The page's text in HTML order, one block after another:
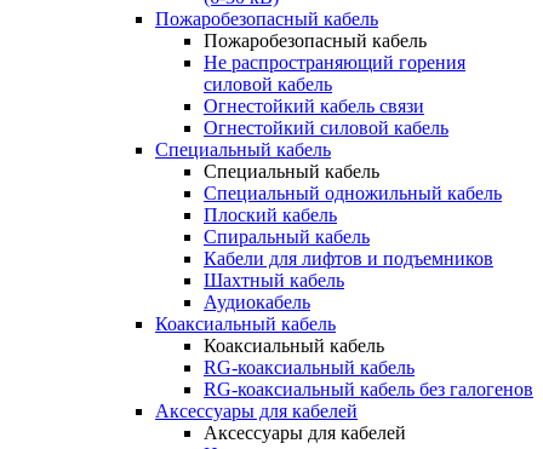
Пожаробезопасный кабель
Пожаробезопасный кабель
Не распространяющий горения
силовой кабель
Огнестойкий кабель связи
Огнестойкий силовой кабель
Специальный кабель
Специальный кабель
Специальный одножильный кабель
Плоский кабель
Спиральный кабель
Кабели для лифтов и подъемников
Шахтный кабель
Аудиокабель
Коаксиальный кабель
Коаксиальный кабель
RG-коаксиальный кабель
RG-коаксиальный кабель без галогенов
Аксессуары для кабелей
Аксессуары для кабелей